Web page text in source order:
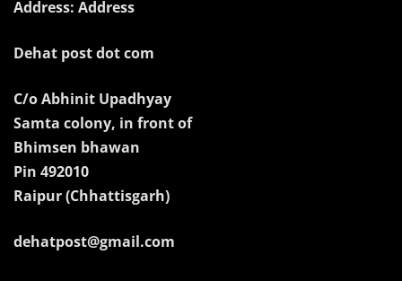
Address: Address
Dehat post dot com
C/o Abhinit Upadhyay
Samta colony, in front of
Bhimsen bhawan
Pin 492010
Raipur (Chhattisgarh)
dehatpost@gmail.com